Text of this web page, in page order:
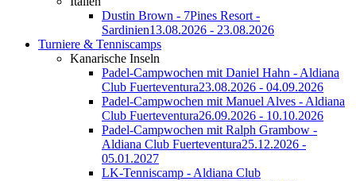
Dustin Brown - 7Pines Resort -
Sardinien13.08.2026 - 23.08.2026
Turniere & Tenniscamps
Kanarische Inseln
Padel-Campwochen mit Daniel Hahn - Aldiana
Club Fuerteventura23.08.2026 - 04.09.2026
Padel-Campwochen mit Manuel Alves - Aldiana
Club Fuerteventura26.09.2026 - 10.10.2026
Padel-Campwochen mit Ralph Grambow -
Aldiana Club Fuerteventura25.12.2026 -
05.01.2027
LK-Tenniscamp - Aldiana Club